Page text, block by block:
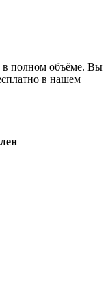
в полном объёме. Вы
в нашем